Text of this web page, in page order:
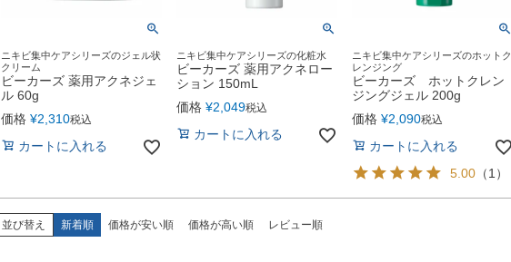
ニキビ集中ケアシリーズのジェル状
クリーム
ビーカーズ 薬用アクネジェ
ル 60g
価格 ¥2,310税込
カートに入れる
ニキビ集中ケアシリーズの化粧水
ビーカーズ 薬用アクネロー
ション 150mL
価格 ¥2,049税込
カートに入れる
ニキビ集中ケアシリーズのホットク
レンジング
ビーカーズ ホットクレン
ジングジェル 200g
価格 ¥2,090税込
カートに入れる
5.00 （1）
並び替え 新着順 価格が安い順 価格が高い順 レビュー順